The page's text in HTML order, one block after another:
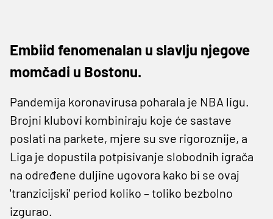
Embiid fenomenalan u slavlju njegove
momčadi u Bostonu.
Pandemija koronavirusa poharala je NBA ligu.
Brojni klubovi kombiniraju koje će sastave
poslati na parkete, mjere su sve rigoroznije, a
Liga je dopustila potpisivanje slobodnih igrača
na određene duljine ugovora kako bi se ovaj
'tranzicijski' period koliko – toliko bezbolno
izgurao.